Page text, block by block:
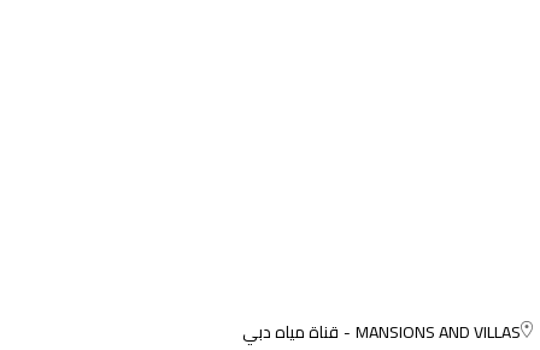
MANSIONS AND VILLAS قناة مياه دبي